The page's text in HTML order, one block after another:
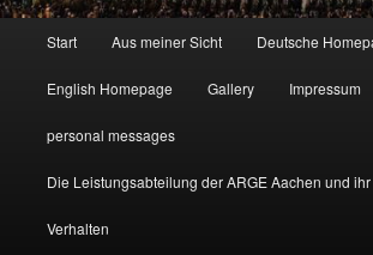
Start Aus meiner Sicht Deutsche
English Homepage Gallery Impressum
personal messages
Die Leistungsabteilung der ARGE Aachen und
Verhalten